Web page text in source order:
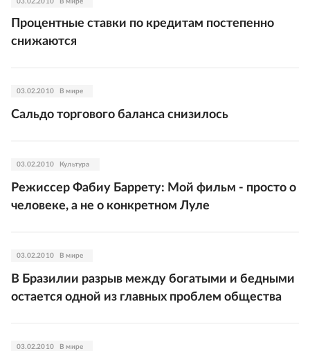
03.02.2010 В мире
Процентные ставки по кредитам постепенно
снижаются
03.02.2010 В мире
Сальдо торгового баланса снизилось
03.02.2010 Культура
Режиссер Фабиу Баррету: Мой фильм - просто о
человеке, а не о конкретном Луле
03.02.2010 В мире
В Бразилии разрыв между богатыми и бедными
остается одной из главных проблем общества
03.02.2010 В мире